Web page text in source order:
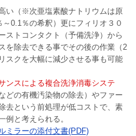
個別指導プログラミングスクール
）：リクシル・TOTO・パナソニッ
マンション・戸建てのお風呂のリ
想いに寄り添った家族葬（31万
にも対応。365日24時間TEL対応。
ーチェファータ]（横浜市）：シン
所。丁寧な婚活サポートで出会い
付中！
い（※次亜塩素酸ナトリウムは原
0.1％の希釈）更にフィリオ３０
ストコンタクト（予備洗浄）から
を除去できる事でその後の作業（2
スクを大幅に減少させる事も可能
ンスによる複合洗浄消毒システ
どの有機汚染物の除去）やファー
去という前処理が低コストで、素
例と考えられる。
ミラーの添付文書(PDF)